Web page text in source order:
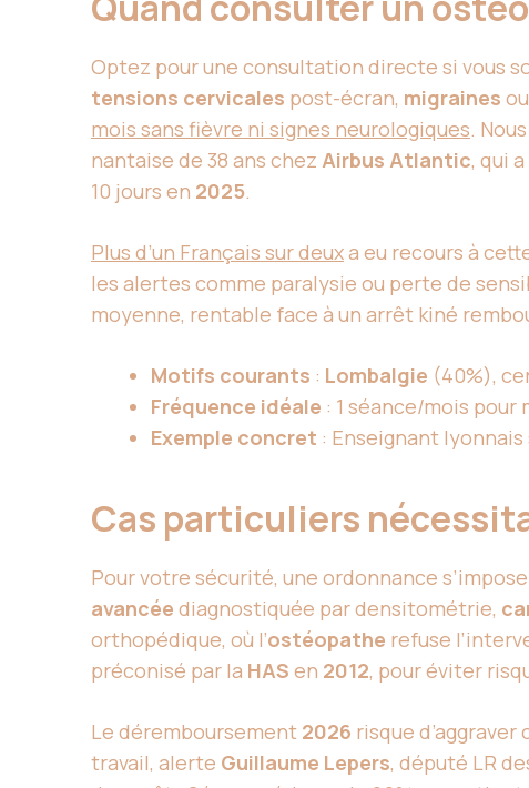
Optez pour une consultation directe si vous
tensions cervicales post-écran, migraines ou
mois sans fièvre ni signes neurologiques.
nantaise de 38 ans chez Airbus Atlantic, qui
10 jours en 2025.
Plus d’un Français sur deuxa eu recours à
les alertes comme paralysie ou perte de
moyenne, rentable face à un arrêt kiné
Motifs courants : Lombalgie (40%),
Fréquence idéale : 1 séance/mois pour
Exemple concret : Enseignant lyonnais
Cas particuliers
Pour votre sécurité, une ordonnance
avancée diagnostiquée par densitométrie,
orthopédique, où l’ostéopathe refuse
préconisé par la HAS en 2012, pour éviter
Le déremboursement 2026 risque
travail, alerte Guillaume Lepers, député LR